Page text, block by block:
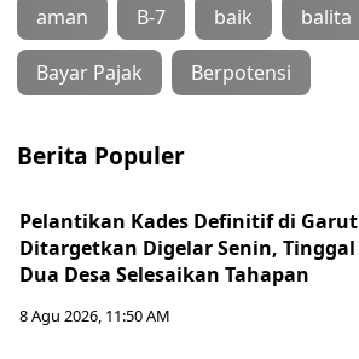
aman B-7 baik balita
Bayar Pajak Berpotensi
Berita Populer
Pelantikan Kades Definitif di Garut
Ditargetkan Digelar Senin, Tinggal
Dua Desa Selesaikan Tahapan
8 Agu 2026, 11:50 AM